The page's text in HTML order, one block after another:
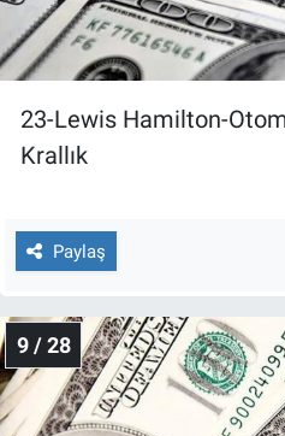
23-Lewis Hamilton-
Krallık
Paylaş
9 / 28